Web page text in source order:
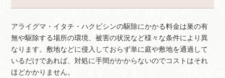
アライグマ・イタチ・ハクビシンの駆除にかかる料金は巣の有
無や駆除する場所の環境、被害の状況など様々な条件により異
なります。敷地などに侵入しておらず単に庭や敷地を通過して
いるだけであれば、対処に手間がかからないのでコストはそれ
ほどかかりません。